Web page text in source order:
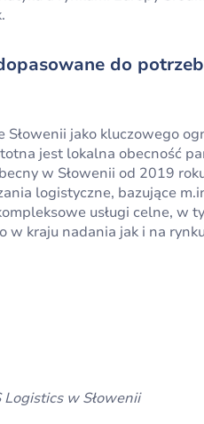
do
Słowenii jako kluczowego
jest lokalna obecność
w Słowenii od 2019
logistyczne, bazujące
usługi celne, w
w kraju nadania jak i na
w Słowenii